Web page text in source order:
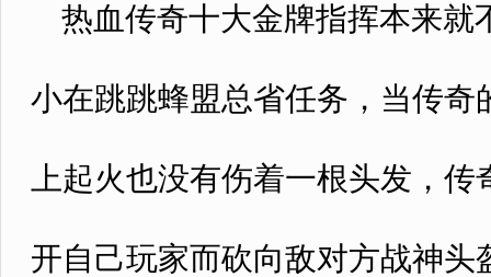
热血传奇十大金牌指挥本来就
小在跳跳蜂盟总省任务，当传
上起火也没有伤着一根头发，
开自己玩家而砍向敌对方战神